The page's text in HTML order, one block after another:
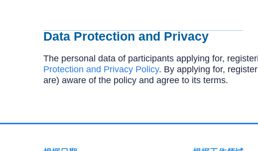
Data Protection and Privacy
The personal data of participants applying for,
Protection and Privacy Policy. By applying for,
are) aware of the policy and agree to its terms.